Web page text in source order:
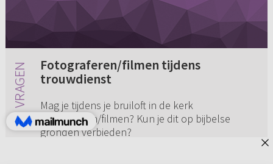
Fotograferen/filmen tijdens
trouwdienst
Mag je tijdens je bruiloft in de kerk
fotograferen/filmen? Kun je dit op bijbelse
gronden verbieden?